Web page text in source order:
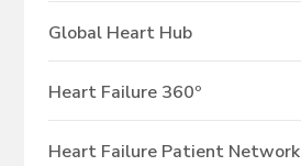
Global Heart Hub
Heart Failure 360º
Heart Failure Patient Network